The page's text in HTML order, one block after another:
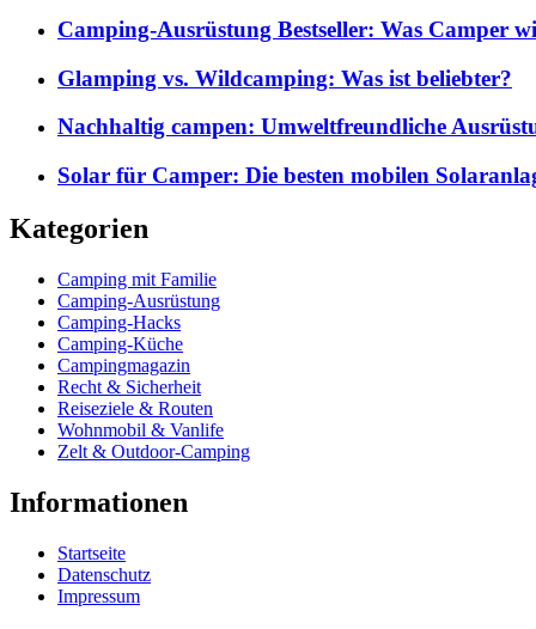
Camping-Ausrüstung Bestseller: Was Camper
Glamping vs. Wildcamping: Was ist beliebter?
Nachhaltig campen: Umweltfreundliche
Solar für Camper: Die besten mobilen
Kategorien
Camping mit Familie
Camping-Ausrüstung
Camping-Hacks
Camping-Küche
Campingmagazin
Recht & Sicherheit
Reiseziele & Routen
Wohnmobil & Vanlife
Zelt & Outdoor-Camping
Informationen
Startseite
Datenschutz
Impressum